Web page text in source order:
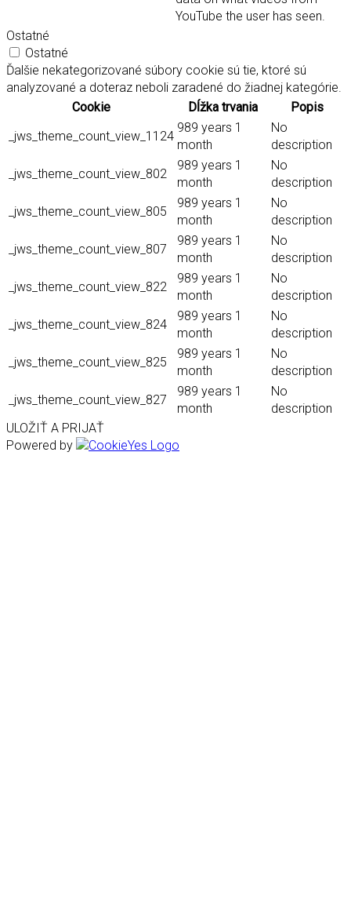
YouTube the user has seen.
Ostatné
Ostatné
Ďalšie nekategorizované súbory cookie sú tie, ktoré sú
analyzované a doteraz neboli zaradené do žiadnej kategórie.
Cookie
Dĺžka trvania
Popis
_jws_theme_count_view_1124
989 years 1
month
No
description
_jws_theme_count_view_802
989 years 1
month
No
description
_jws_theme_count_view_805
989 years 1
month
No
description
_jws_theme_count_view_807
989 years 1
month
No
description
_jws_theme_count_view_822
989 years 1
month
No
description
_jws_theme_count_view_824
989 years 1
month
No
description
_jws_theme_count_view_825
989 years 1
month
No
description
_jws_theme_count_view_827
989 years 1
month
No
description
ULOŽIŤ A PRIJAŤ
Powered by